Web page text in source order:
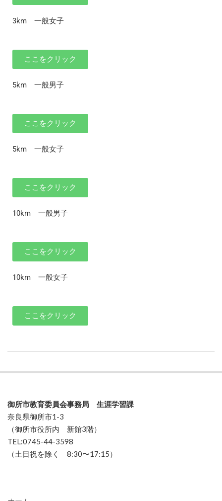
3km 一般女子
ここをクリック
5km 一般男子
ここをクリック
5km 一般女子
ここをクリック
10km 一般男子
ここをクリック
10km 一般女子
ここをクリック
御所市教育委員会事務局 生涯学習課
奈良県御所市1-3
（御所市役所内 新館3階）
TEL:0745-44-3598
（土日祝を除く 8:30〜17:15）